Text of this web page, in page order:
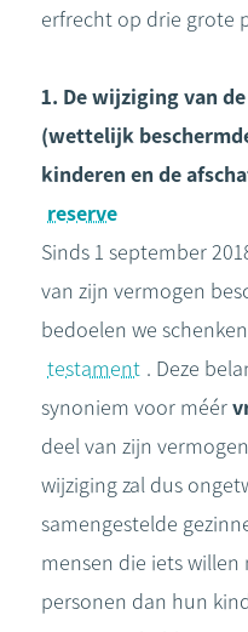
erfrecht op drie grote
1. De wijziging van
(wettelijk
kinderen en de
reserve
Sinds 1 september
van zijn vermogen
bedoelen we
testament . Deze
synoniem voor méér
deel van zijn
wijziging zal dus
samengestelde
mensen die iets
personen dan hun